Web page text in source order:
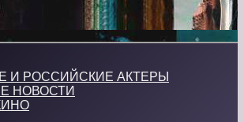
И РОССИЙСКИЕ АКТЕРЫ
НОВОСТИ